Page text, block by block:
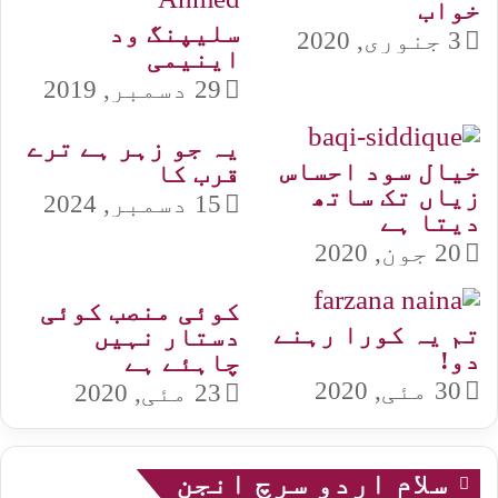
خواب
3 جنوری, 2020
سلیپنگ ود
اینیمی
29 دسمبر, 2019
خیال سود احساس
زیاں تک ساتھ
دیتا ہے
20 جون, 2020
یہ جو زہر ہے ترے
قرب کا
15 دسمبر, 2024
تم یہ کورا رہنے
دو!
30 مئی, 2020
کوئی منصب کوئی
دستار نہیں
چاہئے ہے
23 مئی, 2020
سلام اردو سرچ انجن